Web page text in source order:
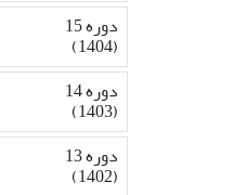
دوره 15
(1404)
دوره 14
(1403)
دوره 13
(1402)